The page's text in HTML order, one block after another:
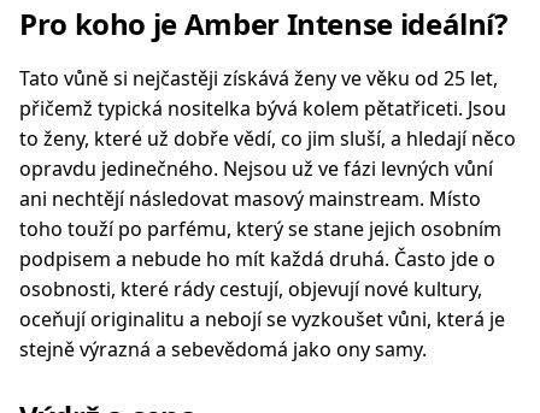
Pro koho je Amber Intense ideální?
Tato vůně si nejčastěji získává ženy ve věku od 25 let,
přičemž typická nositelka bývá kolem pětatřiceti. Jsou
to ženy, které už dobře vědí, co jim sluší, a hledají něco
opravdu jedinečného. Nejsou už ve fázi levných vůní
ani nechtějí následovat masový mainstream. Místo
toho touží po parfému, který se stane jejich osobním
podpisem a nebude ho mít každá druhá. Často jde o
osobnosti, které rády cestují, objevují nové kultury,
oceňují originalitu a nebojí se vyzkoušet vůni, která je
stejně výrazná a sebevědomá jako ony samy.